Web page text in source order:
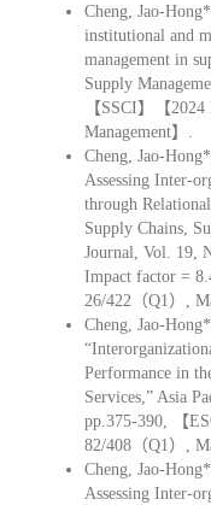
Cheng, Jao-
institutional and
management in
Supply
【SSCI】【
Management】.
Cheng, Jao-
Assessing Inter-
through
Supply Chains,
Journal, Vol. 19,
Impact factor =
26/422（Q1）,
Cheng, Jao-
Performance in
Services,” Asia
pp.375-390, 【
82/408（Q1）,
Cheng, Jao-
Assessing Inter-